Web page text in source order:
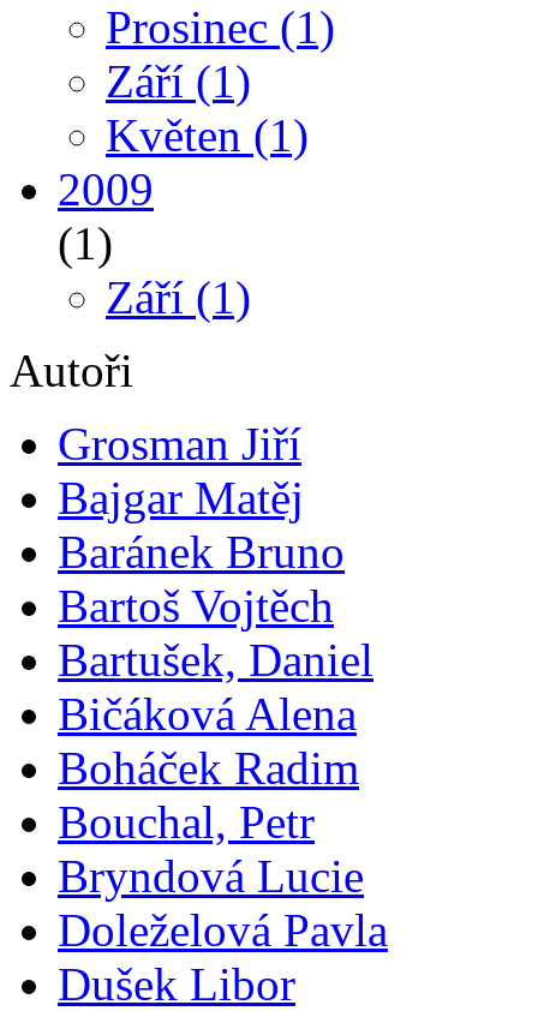
Prosinec (1)
Září (1)
Květen (1)
2009
(1)
Září (1)
Autoři
Grosman Jiří
Bajgar Matěj
Baránek Bruno
Bartoš Vojtěch
Bartušek, Daniel
Bičáková Alena
Boháček Radim
Bouchal, Petr
Bryndová Lucie
Doleželová Pavla
Dušek Libor